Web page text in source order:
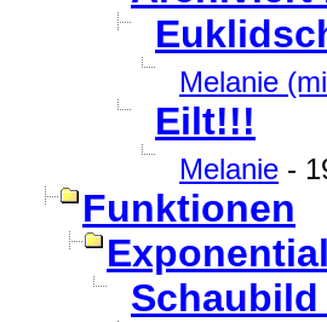
Melanie
Eilt!!!
Melanie -
Funktionen